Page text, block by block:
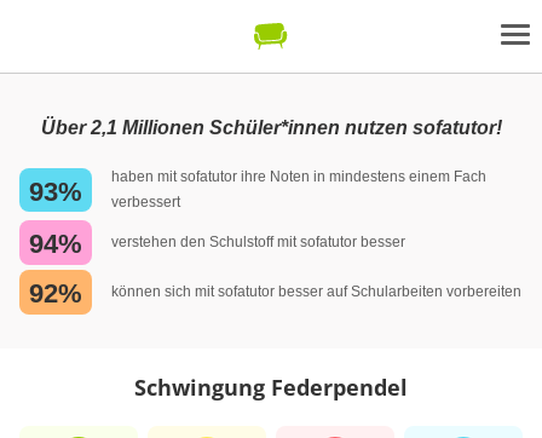
Über 2,1 Millionen Schüler*innen nutzen sofatutor!
93%
haben mit sofatutor ihre Noten in mindestens einem Fach
verbessert
94% verstehen den Schulstoff mit sofatutor besser
92% können sich mit sofatutor besser auf Schularbeiten vorbereiten
Schwingung Federpendel